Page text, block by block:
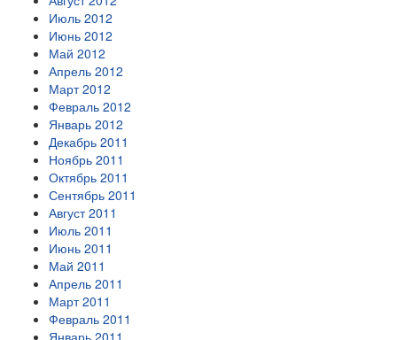
Июль 2012
Июнь 2012
Май 2012
Апрель 2012
Март 2012
Февраль 2012
Январь 2012
Декабрь 2011
Ноябрь 2011
Октябрь 2011
Сентябрь 2011
Август 2011
Июль 2011
Июнь 2011
Май 2011
Апрель 2011
Март 2011
Февраль 2011
Январь 2011